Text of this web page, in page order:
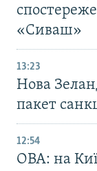
«Сиваш»
13:23
Нова
пакет
12:54
ОВА: на